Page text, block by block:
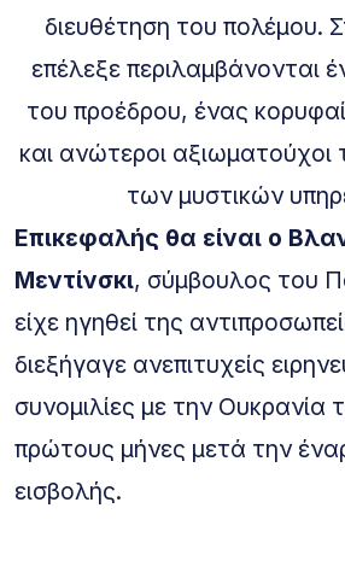
διευθέτηση του πολέμου.
επέλεξε περιλαμβάνονται
του προέδρου, ένας
και ανώτεροι αξιωματούχοι
των μυστικών
Επικεφαλής θα είναι ο
Μεντίνσκι, σύμβουλος του
είχε ηγηθεί της
διεξήγαγε ανεπιτυχείς
συνομιλίες με την Ουκρανία
πρώτους μήνες μετά την
εισβολής.